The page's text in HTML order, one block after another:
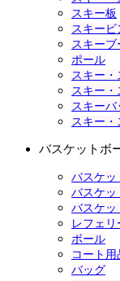
スキー板
スキービ
スキーブ
ポール
スキー・
スキー・
スキーバ
スキー・
バスケットボ
バスケッ
バスケッ
バスケッ
レフェリ
ボール
コート用
バッグ